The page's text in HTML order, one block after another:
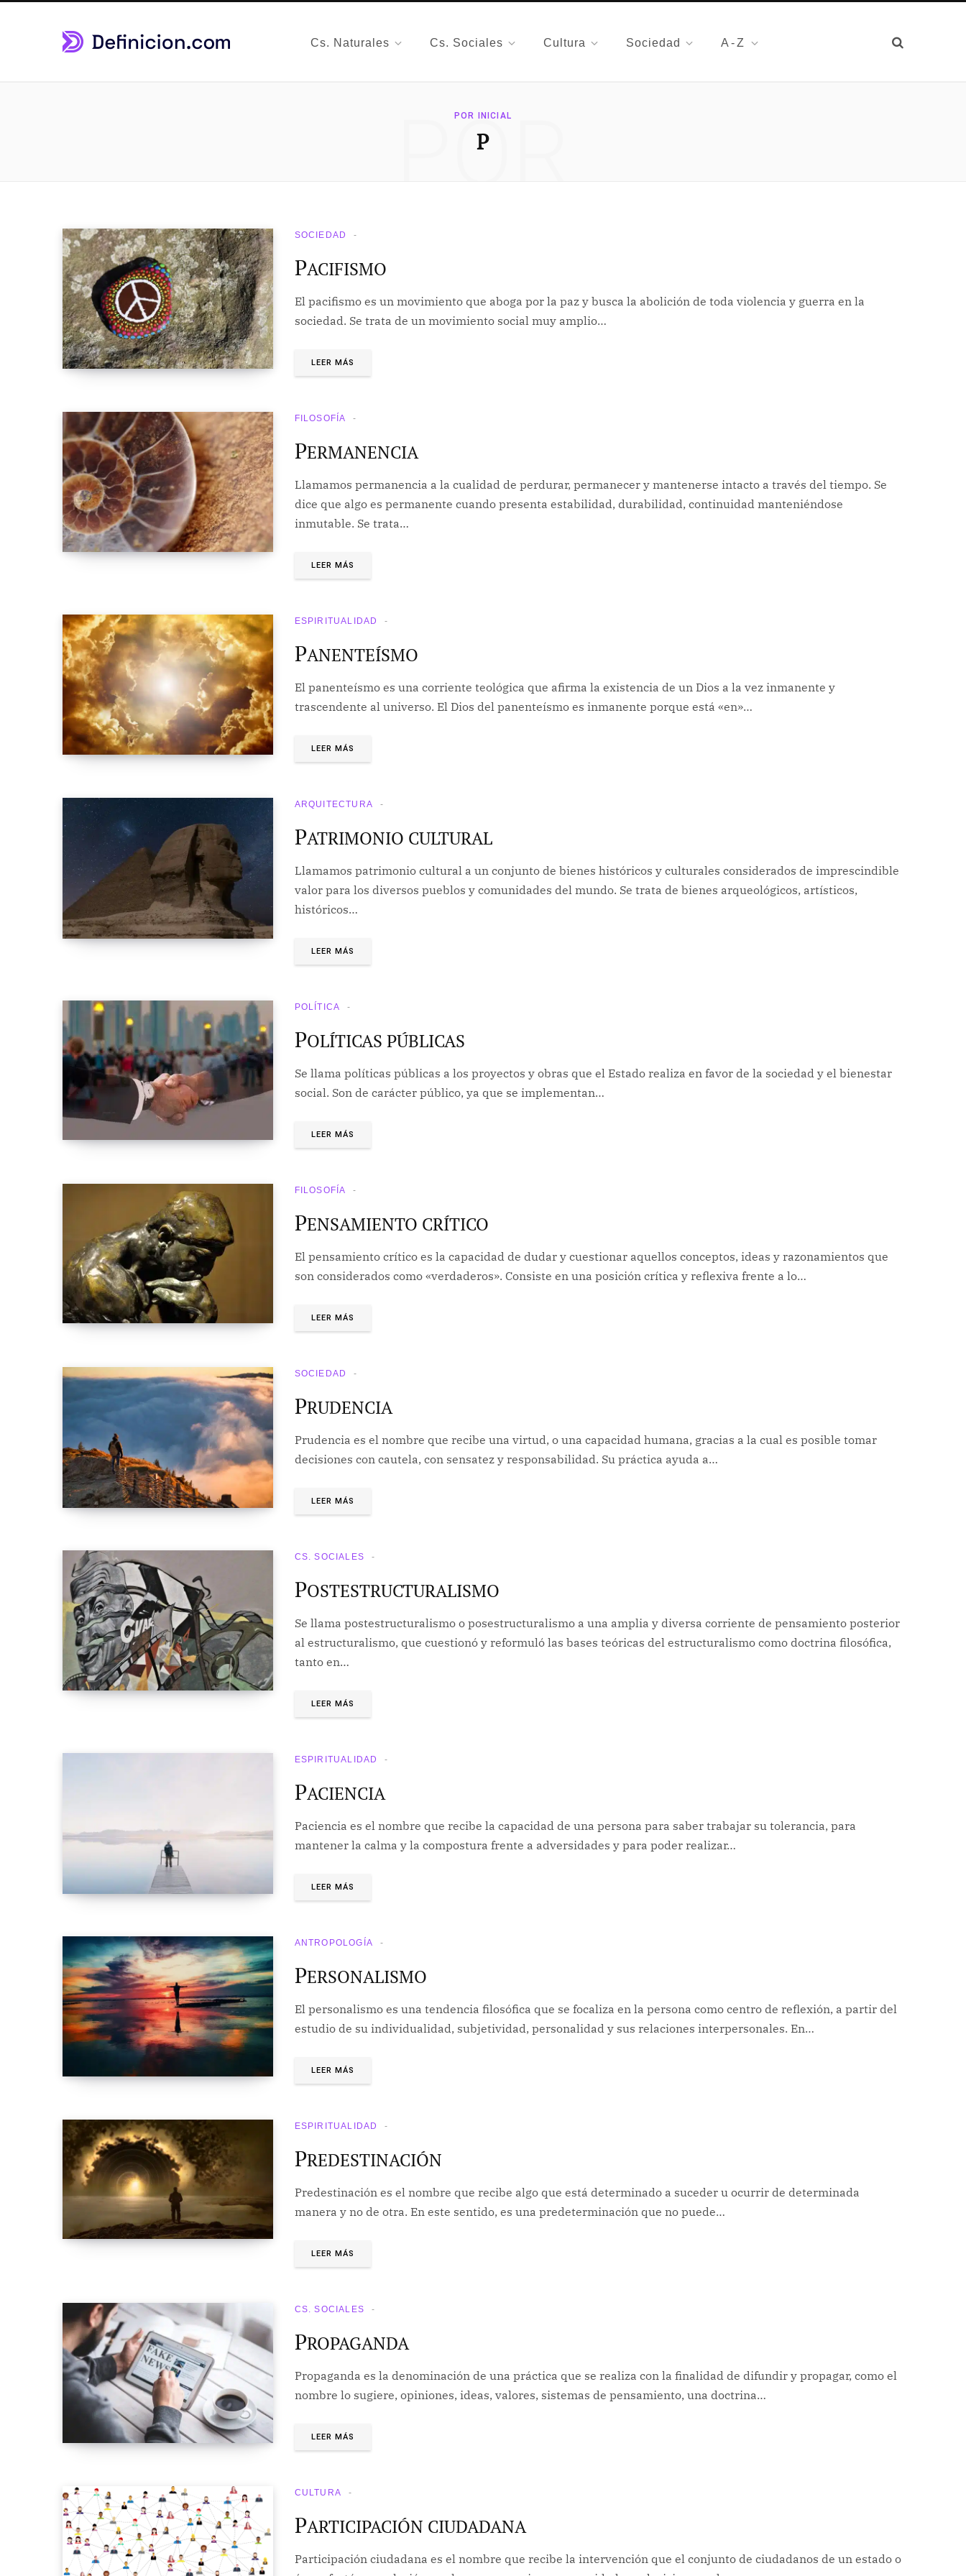
Cs. Naturales Cs. Sociales Cultura Sociedad A-Z
POR INICIAL
P
POR
INICIAL
SOCIEDAD
PACIFISMO
El pacifismo es un movimiento que aboga por la paz y busca la abolición de toda violencia y guerra en la
sociedad. Se trata de un movimiento social muy amplio…
LEER MÁS
FILOSOFÍA
PERMANENCIA
Llamamos permanencia a la cualidad de perdurar, permanecer y mantenerse intacto a través del tiempo. Se
dice que algo es permanente cuando presenta estabilidad, durabilidad, continuidad manteniéndose
inmutable. Se trata…
LEER MÁS
ESPIRITUALIDAD
PANENTEÍSMO
El panenteísmo es una corriente teológica que afirma la existencia de un Dios a la vez inmanente y
trascendente al universo. El Dios del panenteísmo es inmanente porque está «en»…
LEER MÁS
ARQUITECTURA
PATRIMONIO CULTURAL
Llamamos patrimonio cultural a un conjunto de bienes históricos y culturales considerados de imprescindible
valor para los diversos pueblos y comunidades del mundo. Se trata de bienes arqueológicos, artísticos,
históricos…
LEER MÁS
POLÍTICA
POLÍTICAS PÚBLICAS
Se llama políticas públicas a los proyectos y obras que el Estado realiza en favor de la sociedad y el bienestar
social. Son de carácter público, ya que se implementan…
LEER MÁS
FILOSOFÍA
PENSAMIENTO CRÍTICO
El pensamiento crítico es la capacidad de dudar y cuestionar aquellos conceptos, ideas y razonamientos que
son considerados como «verdaderos». Consiste en una posición crítica y reflexiva frente a lo…
LEER MÁS
SOCIEDAD
PRUDENCIA
Prudencia es el nombre que recibe una virtud, o una capacidad humana, gracias a la cual es posible tomar
decisiones con cautela, con sensatez y responsabilidad. Su práctica ayuda a…
LEER MÁS
CS. SOCIALES
POSTESTRUCTURALISMO
Se llama postestructuralismo o posestructuralismo a una amplia y diversa corriente de pensamiento posterior
al estructuralismo, que cuestionó y reformuló las bases teóricas del estructuralismo como doctrina filosófica,
tanto en…
LEER MÁS
ESPIRITUALIDAD
PACIENCIA
Paciencia es el nombre que recibe la capacidad de una persona para saber trabajar su tolerancia, para
mantener la calma y la compostura frente a adversidades y para poder realizar…
LEER MÁS
ANTROPOLOGÍA
PERSONALISMO
El personalismo es una tendencia filosófica que se focaliza en la persona como centro de reflexión, a partir del
estudio de su individualidad, subjetividad, personalidad y sus relaciones interpersonales. En…
LEER MÁS
ESPIRITUALIDAD
PREDESTINACIÓN
Predestinación es el nombre que recibe algo que está determinado a suceder u ocurrir de determinada
manera y no de otra. En este sentido, es una predeterminación que no puede…
LEER MÁS
CS. SOCIALES
PROPAGANDA
Propaganda es la denominación de una práctica que se realiza con la finalidad de difundir y propagar, como el
nombre lo sugiere, opiniones, ideas, valores, sistemas de pensamiento, una doctrina…
LEER MÁS
CULTURA
PARTICIPACIÓN CIUDADANA
Participación ciudadana es el nombre que recibe la intervención que el conjunto de ciudadanos de un estado o